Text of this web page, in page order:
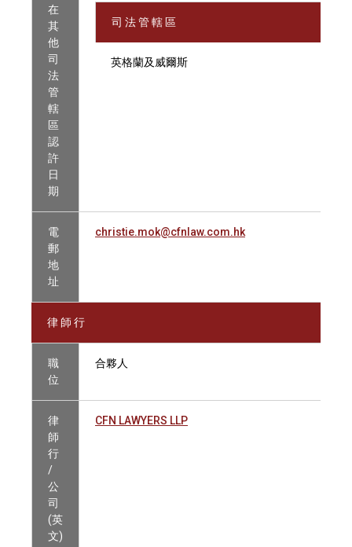
在
其
他
司
法
管
轄
區
認
許
日
期
司 法 管 轄 區
英格蘭及威爾斯
電
郵
地
址
christie.mok@cfnlaw.com.hk
律 師 行
職
位
合夥人
律
師
行
/
公
司
(英
文)
CFN LAWYERS LLP